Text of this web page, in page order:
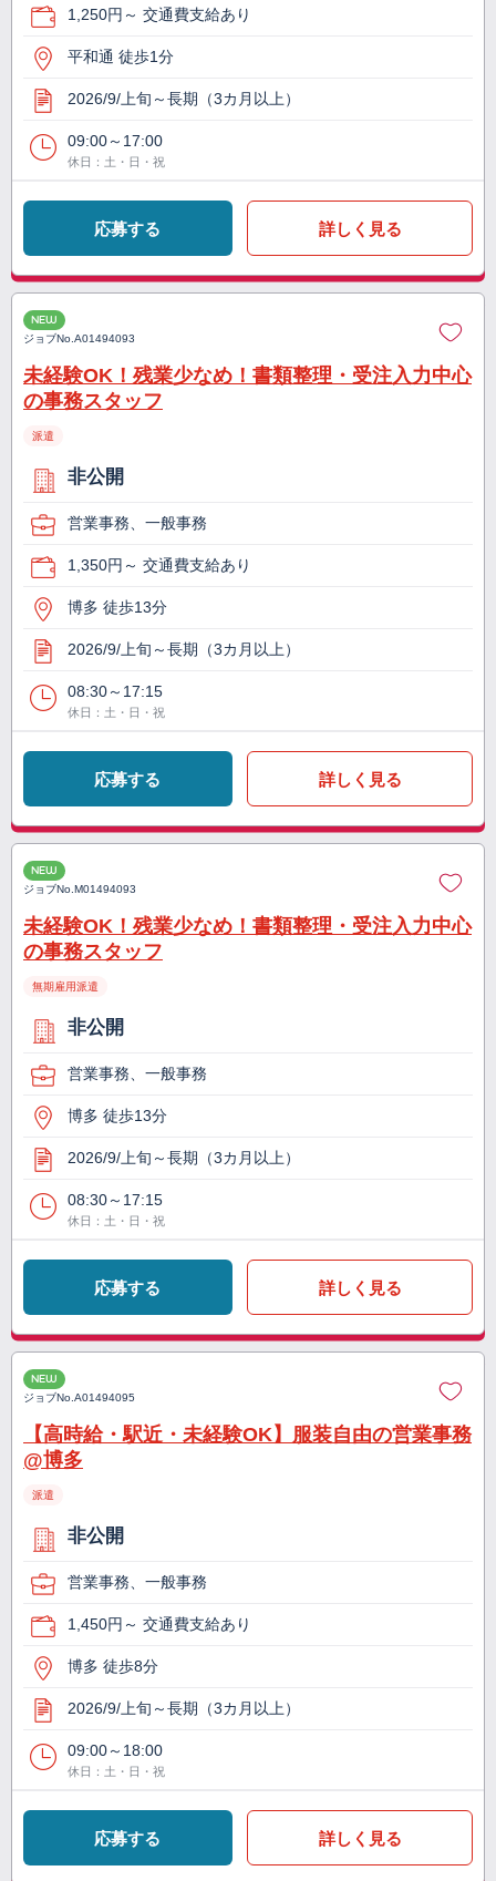
1,250円～ 交通費支給あり
平和通 徒歩1分
2026/9/上旬～長期（3カ月以上）
09:00～17:00
休日：土・日・祝
応募する 詳しく見る
NEW
ジョブNo.A01494093
未経験OK！残業少なめ！書類整理・受注入力中心
の事務スタッフ
派遣
非公開
営業事務、一般事務
1,350円～ 交通費支給あり
博多 徒歩13分
2026/9/上旬～長期（3カ月以上）
08:30～17:15
休日：土・日・祝
応募する 詳しく見る
NEW
ジョブNo.M01494093
未経験OK！残業少なめ！書類整理・受注入力中心
の事務スタッフ
無期雇用派遣
非公開
営業事務、一般事務
博多 徒歩13分
2026/9/上旬～長期（3カ月以上）
08:30～17:15
休日：土・日・祝
応募する 詳しく見る
NEW
ジョブNo.A01494095
【高時給・駅近・未経験OK】服装自由の営業事務
@博多
派遣
非公開
営業事務、一般事務
1,450円～ 交通費支給あり
博多 徒歩8分
2026/9/上旬～長期（3カ月以上）
09:00～18:00
休日：土・日・祝
応募する 詳しく見る